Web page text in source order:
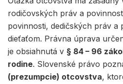
rodičovských práv a
povinnosti, dedičských práv a
dieťaťom. Právna úprava
je obsiahnutá v § 84 – 96
rodine. Slovenské právo
(prezumpcie) otcovstva,